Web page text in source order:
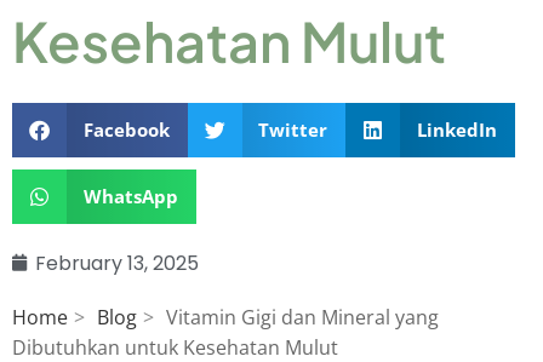
Kesehatan Mulut
Facebook Twitter LinkedIn
WhatsApp
February 13, 2025
Home Blog
Vitamin Gigi dan Mineral yang
Dibutuhkan untuk Kesehatan Mulut